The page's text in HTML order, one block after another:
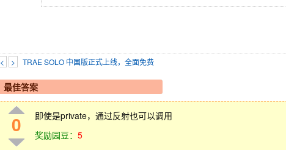
< > TRAE SOLO 中国版正式上线，全面免费
最佳答案
0
即使是private，通过反射也可以调用
奖励园豆： 5